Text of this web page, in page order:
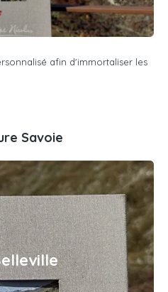
afin d'immortaliser les
Savoie